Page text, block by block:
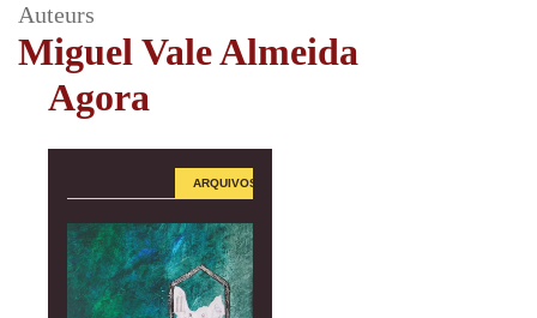
Auteurs
Miguel Vale Almeida
Agora
ARQUIVOS